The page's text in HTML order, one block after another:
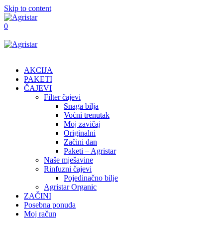
Skip to content
0
AKCIJA
PAKETI
ČAJEVI
Filter čajevi
Snaga bilja
Voćni trenutak
Moj zavičaj
Originalni
Začini dan
Paketi – Agristar
Naše mješavine
Rinfuzni čajevi
Pojedinačno bilje
Agristar Organic
ZAČINI
Posebna ponuda
Moj račun